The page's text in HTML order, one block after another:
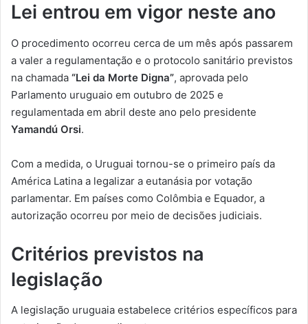
Lei entrou em vigor neste ano
O procedimento ocorreu cerca de um mês após passarem
a valer a regulamentação e o protocolo sanitário previstos
na chamada “Lei da Morte Digna”, aprovada pelo
Parlamento uruguaio em outubro de 2025 e
regulamentada em abril deste ano pelo presidente
Yamandú Orsi.
Com a medida, o Uruguai tornou-se o primeiro país da
América Latina a legalizar a eutanásia por votação
parlamentar. Em países como Colômbia e Equador, a
autorização ocorreu por meio de decisões judiciais.
Critérios previstos na
legislação
A legislação uruguaia estabelece critérios específicos para